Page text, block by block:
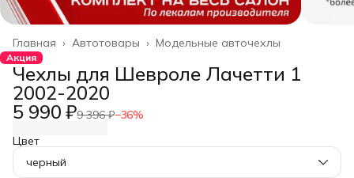
Модельные авточехлы
Автотовары ›
Главная ›
Акция
Чехлы для Шевроле Лачетти 1
2002-2020
5 990 ₽9 396 ₽−36%
Цвет
черный